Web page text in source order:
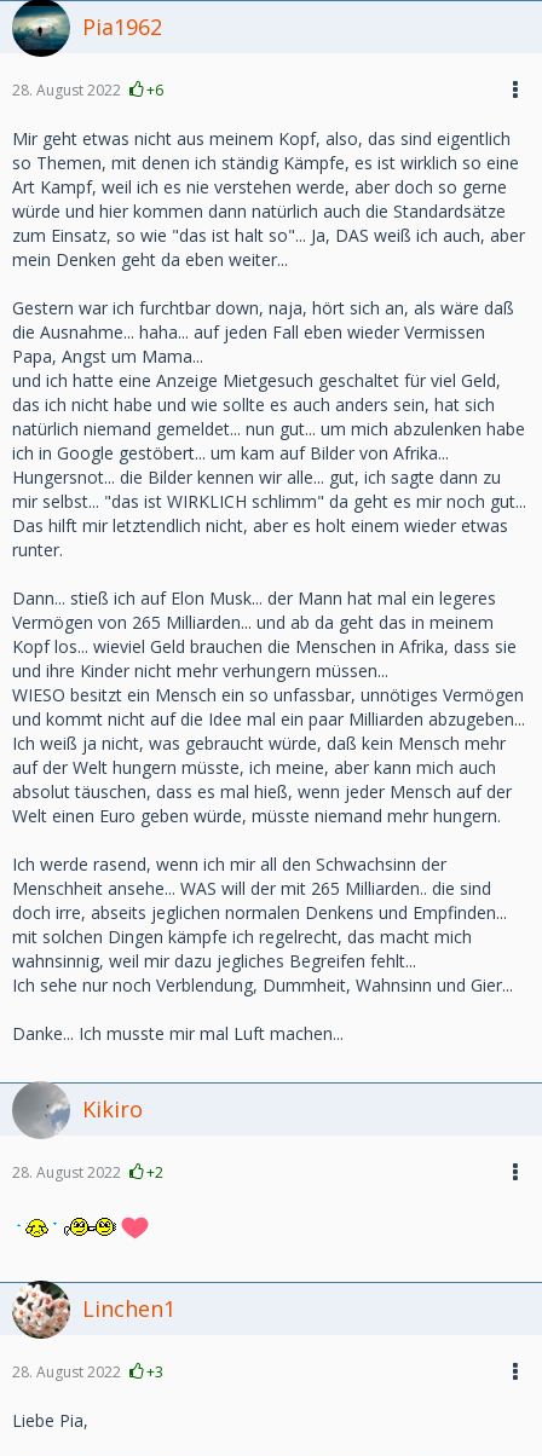
Pia1962
28. August 2022 +6
Mir geht etwas nicht aus meinem Kopf, also, das sind eigentlich
so Themen, mit denen ich ständig Kämpfe, es ist wirklich so eine
Art Kampf, weil ich es nie verstehen werde, aber doch so gerne
würde und hier kommen dann natürlich auch die Standardsätze
zum Einsatz, so wie "das ist halt so"... Ja, DAS weiß ich auch, aber
mein Denken geht da eben weiter...
Gestern war ich furchtbar down, naja, hört sich an, als wäre daß
die Ausnahme... haha... auf jeden Fall eben wieder Vermissen
Papa, Angst um Mama...
und ich hatte eine Anzeige Mietgesuch geschaltet für viel Geld,
das ich nicht habe und wie sollte es auch anders sein, hat sich
natürlich niemand gemeldet... nun gut... um mich abzulenken habe
ich in Google gestöbert... um kam auf Bilder von Afrika...
Hungersnot... die Bilder kennen wir alle... gut, ich sagte dann zu
mir selbst... "das ist WIRKLICH schlimm" da geht es mir noch gut...
Das hilft mir letztendlich nicht, aber es holt einem wieder etwas
runter.
Dann... stieß ich auf Elon Musk... der Mann hat mal ein legeres
Vermögen von 265 Milliarden... und ab da geht das in meinem
Kopf los... wieviel Geld brauchen die Menschen in Afrika, dass sie
und ihre Kinder nicht mehr verhungern müssen...
WIESO besitzt ein Mensch ein so unfassbar, unnötiges Vermögen
und kommt nicht auf die Idee mal ein paar Milliarden abzugeben...
Ich weiß ja nicht, was gebraucht würde, daß kein Mensch mehr
auf der Welt hungern müsste, ich meine, aber kann mich auch
absolut täuschen, dass es mal hieß, wenn jeder Mensch auf der
Welt einen Euro geben würde, müsste niemand mehr hungern.
Ich werde rasend, wenn ich mir all den Schwachsinn der
Menschheit ansehe... WAS will der mit 265 Milliarden.. die sind
doch irre, abseits jeglichen normalen Denkens und Empfinden...
mit solchen Dingen kämpfe ich regelrecht, das macht mich
wahnsinnig, weil mir dazu jegliches Begreifen fehlt...
Ich sehe nur noch Verblendung, Dummheit, Wahnsinn und Gier...
Danke... Ich musste mir mal Luft machen...
Kikiro
28. August 2022 +2
Linchen1
28. August 2022 +3
Liebe Pia,